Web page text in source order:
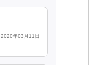
2020年03月11日